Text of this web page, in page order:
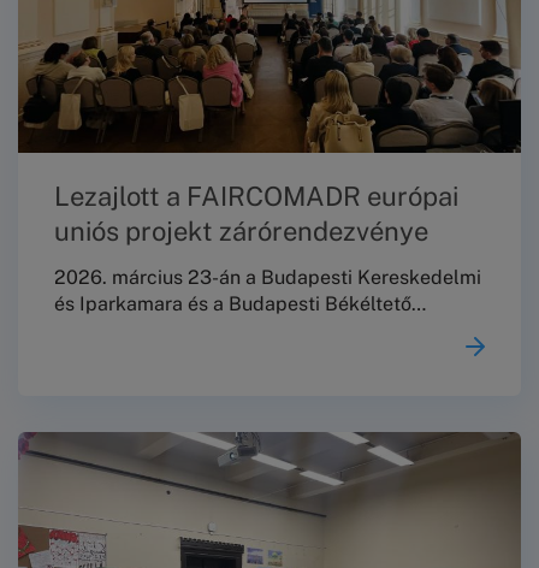
Lezajlott a FAIRCOMADR európai
uniós projekt zárórendezvénye
2026. március 23-án a Budapesti Kereskedelmi
és Iparkamara és a Budapesti Békéltető
Művelődési Ház dísztermében a FAIRCOMADR
európai uniós projekt záróeseményeként, amely
egyben lehetőséget teremtett a kétéves
program eredményeinek összegzésére
is.Szakmai zárókonferencia a FAIRCOMADR